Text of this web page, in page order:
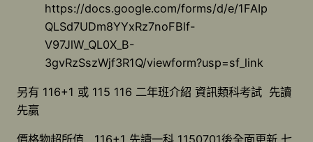
https://docs.google.com/forms/d/e/1FAIp
QLSd7UDm8YYxRz7noFBlf-
V97JlW_QL0X_B-
3gvRzSszWjf3R1Q/viewform?usp=sf_link
另有 116+1 或 115 116 二年班介紹 資訊類科考試 先讀
先贏